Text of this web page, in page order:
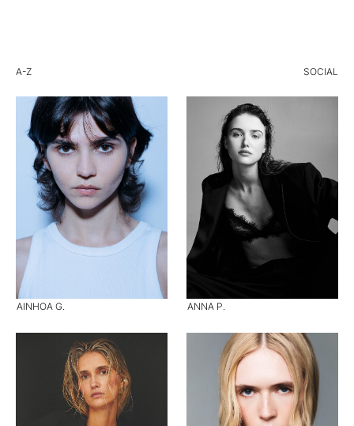
A-Z SOCIAL
AINHOA G. ANNA P.